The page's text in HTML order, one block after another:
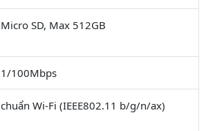
Micro SD, Max 512GB
1/100Mbps
chuẩn Wi-Fi (IEEE802.11 b/g/n/ax)